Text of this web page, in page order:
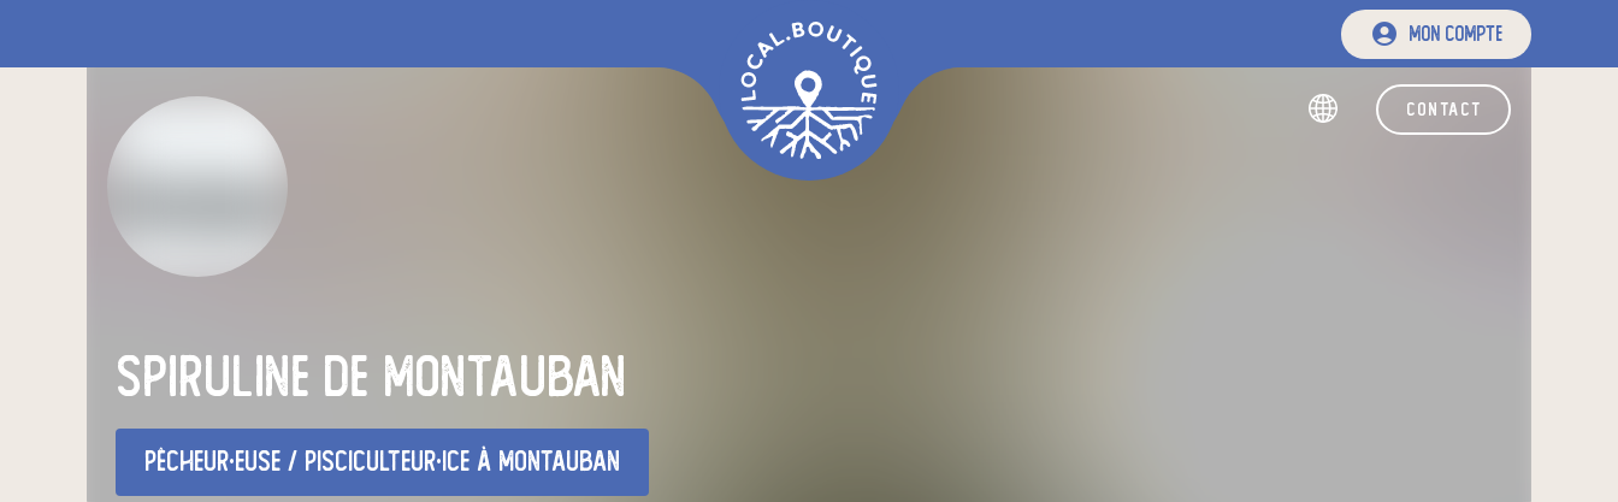
mon compte
contact
Spiruline de montauban
pêcheur·euse / pisciculteur·ice à Montauban